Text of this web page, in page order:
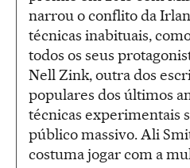
narrou o conflito da
técnicas inabituais,
todos os seus
Nell Zink, outra dos
populares dos últimos
técnicas experimentais
público massivo. Ali
costuma jogar com a